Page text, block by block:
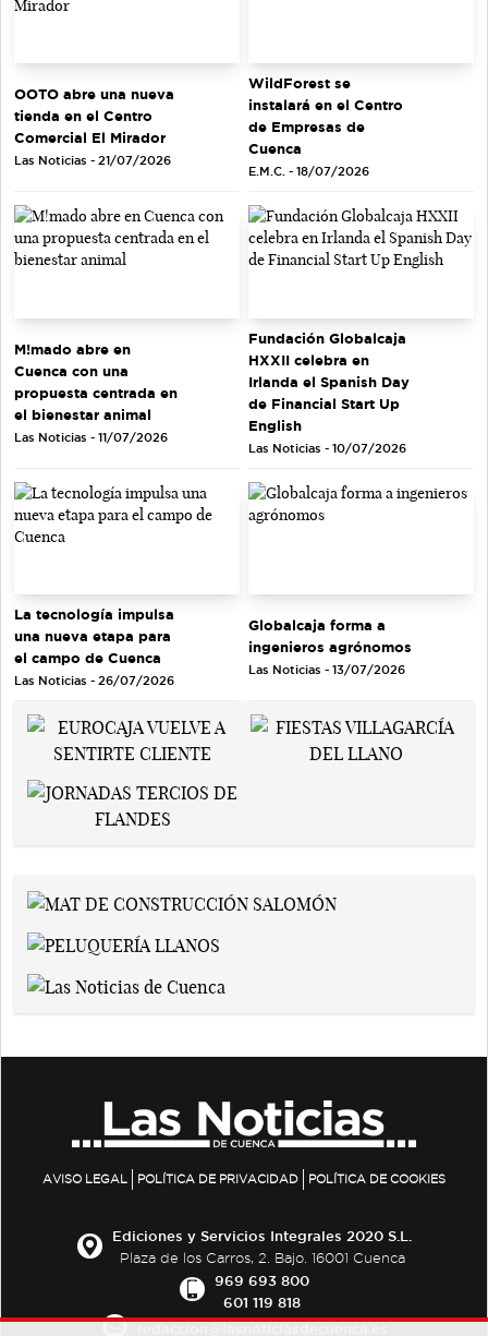
OOTO abre una nueva
tienda en el Centro
Comercial El Mirador
Las Noticias - 21/07/2026
WildForest se
instalará en el Centro
de Empresas de
Cuenca
E.M.C. - 18/07/2026
M!mado abre en
Cuenca con una
propuesta centrada en
el bienestar animal
Las Noticias - 11/07/2026
Fundación Globalcaja
HXXII celebra en
Irlanda el Spanish Day
de Financial Start Up
English
Las Noticias - 10/07/2026
La tecnología impulsa
una nueva etapa para
el campo de Cuenca
Las Noticias - 26/07/2026
Globalcaja forma a
ingenieros agrónomos
Las Noticias - 13/07/2026
AVISO LEGAL POLÍTICA DE PRIVACIDAD POLÍTICA DE COOKIES
Ediciones y Servicios Integrales 2020 S.L.
Plaza de los Carros, 2. Bajo. 16001 Cuenca
969 693 800
601 119 818